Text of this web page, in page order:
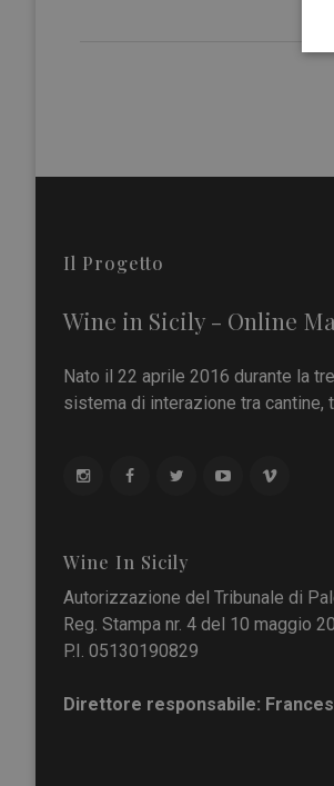
Il Progetto
Wine in Sicily - Online
Nato il 22 aprile 2016 durante la
sistema di interazione tra cantine,
Wine In Sicily
Autorizzazione del Tribunale di
Reg. Stampa nr. 4 del 10 maggio
P.I. 05130190829
Direttore responsabile: